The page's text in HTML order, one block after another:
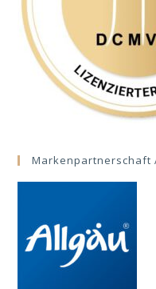
Markenpartnerschaft